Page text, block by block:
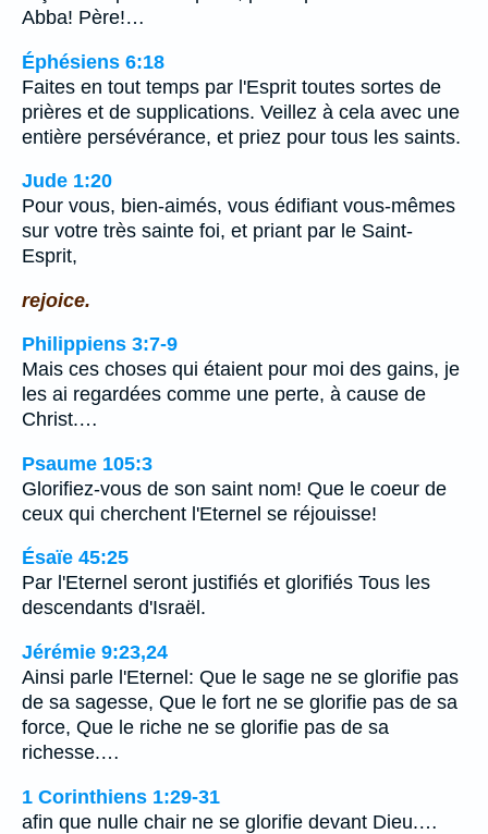
Abba! Père!…
Éphésiens 6:18
Faites en tout temps par l'Esprit toutes sortes de
prières et de supplications. Veillez à cela avec une
entière persévérance, et priez pour tous les saints.
Jude 1:20
Pour vous, bien-aimés, vous édifiant vous-mêmes
sur votre très sainte foi, et priant par le Saint-
Esprit,
rejoice.
Philippiens 3:7-9
Mais ces choses qui étaient pour moi des gains, je
les ai regardées comme une perte, à cause de
Christ.…
Psaume 105:3
Glorifiez-vous de son saint nom! Que le coeur de
ceux qui cherchent l'Eternel se réjouisse!
Ésaïe 45:25
Par l'Eternel seront justifiés et glorifiés Tous les
descendants d'Israël.
Jérémie 9:23,24
Ainsi parle l'Eternel: Que le sage ne se glorifie pas
de sa sagesse, Que le fort ne se glorifie pas de sa
force, Que le riche ne se glorifie pas de sa
richesse.…
1 Corinthiens 1:29-31
afin que nulle chair ne se glorifie devant Dieu.…